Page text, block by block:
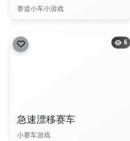
赛道小车小游戏
6
急速漂移赛车
小赛车游戏